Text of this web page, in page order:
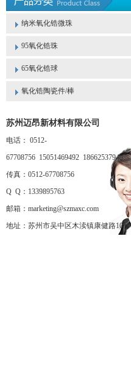
纳米氧化锆微珠
95氧化锆珠
65氧化锆球
氧化锆陶瓷件/棒
苏州迈昂新材料有限公司
电话： 0512-
67708756 15051469492 18662537949
传真：0512-67708756
Q Q：1339895763
邮箱：marketing@szmaxc.com
地址：苏州市吴中区木渎镇康健路10号